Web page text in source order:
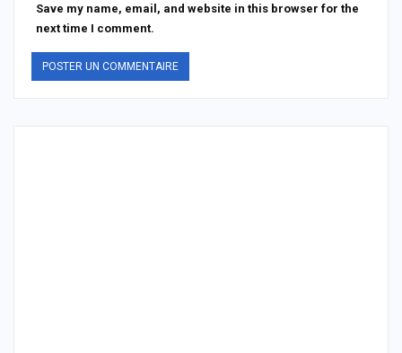
Save my name, email, and website in this browser for the
next time I comment.